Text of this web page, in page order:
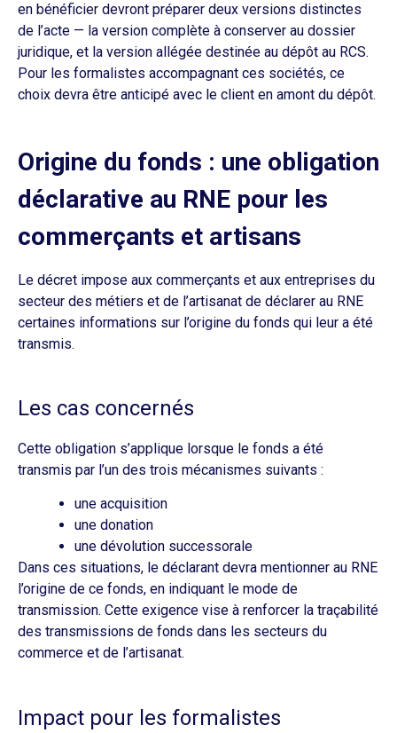
en bénéficier devront préparer deux versions distinctes
de l’acte — la version complète à conserver au dossier
juridique, et la version allégée destinée au dépôt au RCS.
Pour les formalistes accompagnant ces sociétés, ce
choix devra être anticipé avec le client en amont du dépôt.
Origine du fonds : une obligation
déclarative au RNE pour les
commerçants et artisans
Le décret impose aux commerçants et aux entreprises du
secteur des métiers et de l’artisanat de déclarer au RNE
certaines informations sur l’origine du fonds qui leur a été
transmis.
Les cas concernés
Cette obligation s’applique lorsque le fonds a été
transmis par l’un des trois mécanismes suivants :
une acquisition
une donation
une dévolution successorale
Dans ces situations, le déclarant devra mentionner au RNE
l’origine de ce fonds, en indiquant le mode de
transmission. Cette exigence vise à renforcer la traçabilité
des transmissions de fonds dans les secteurs du
commerce et de l’artisanat.
Impact pour les formalistes